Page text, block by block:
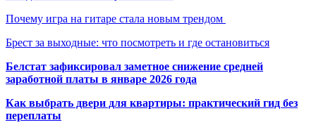
Почему игра на гитаре стала новым трендом
Брест за выходные: что посмотреть и где остановиться
Белстат зафиксировал заметное снижение средней
заработной платы в январе 2026 года
Как выбрать двери для квартиры: практический гид без
переплаты